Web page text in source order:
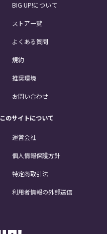
BIG UP!について
ストア一覧
よくある質問
規約
推奨環境
お問い合わせ
このサイトについて
運営会社
個人情報保護方針
特定商取引法
利用者情報の外部送信